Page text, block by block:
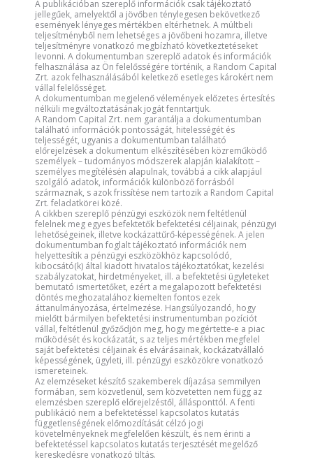
A publikációban szereplő információk csak tájékoztató
jellegűek, amelyektől a jövőben ténylegesen bekövetkező
események lényeges mértékben eltérhetnek. A múltbeli
teljesítményből nem lehetséges a jövőbeni hozamra, illetve
teljesítményre vonatkozó megbízható következtetéseket
levonni. A dokumentumban szereplő adatok és információk
felhasználása az Ön felelősségére történik, a Random Capital
Zrt. azok felhasználásából keletkező esetleges károkért nem
vállal felelősséget.
A dokumentumban megjelenő vélemények előzetes értesítés
nélküli megváltoztatásának jogát fenntartjuk.
A Random Capital Zrt. nem garantálja a dokumentumban
található információk pontosságát, hitelességét és
teljességét, ugyanis a dokumentumban található
előrejelzések a dokumentum elkészítésében közreműködő
személyek – tudományos módszerek alapján kialakított –
személyes megítélésén alapulnak, továbbá a cikk alapjául
szolgáló adatok, információk különböző forrásból
származnak, s azok frissítése nem tartozik a Random Capital
Zrt. feladatkörei közé.
A cikkben szereplő pénzügyi eszközök nem feltétlenül
felelnek meg egyes befektetők befektetési céljainak, pénzügyi
lehetőségeinek, illetve kockázattűrő-képességének. A jelen
dokumentumban foglalt tájékoztató információk nem
helyettesítik a pénzügyi eszközökhöz kapcsolódó,
kibocsátó(k) által kiadott hivatalos tájékoztatókat, kezelési
szabályzatokat, hirdetményeket, ill. a befektetési ügyleteket
bemutató ismertetőket, ezért a megalapozott befektetési
döntés meghozatalához kiemelten fontos ezek
áttanulmányozása, értelmezése. Hangsúlyozandó, hogy
mielőtt bármilyen befektetési instrumentumban pozíciót
vállal, feltétlenül győződjön meg, hogy megértette-e a piac
működését és kockázatát, s az teljes mértékben megfelel
saját befektetési céljainak és elvárásainak, kockázatvállaló
képességének, ügyleti, ill. pénzügyi eszközökre vonatkozó
ismereteinek.
Az elemzéseket készítő szakemberek díjazása semmilyen
formában, sem közvetlenül, sem közvetetten nem függ az
elemzésben szereplő előrejelzéstől, állásponttól. A fenti
publikáció nem a befektetéssel kapcsolatos kutatás
függetlenségének előmozdítását célzó jogi
követelményeknek megfelelően készült, és nem érinti a
befektetéssel kapcsolatos kutatás terjesztését megelőző
kereskedésre vonatkozó tiltás.